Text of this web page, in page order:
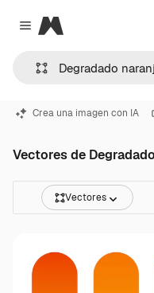
Close menu
Magnific
Crea una imagen con IA
Vectores de
Vectores